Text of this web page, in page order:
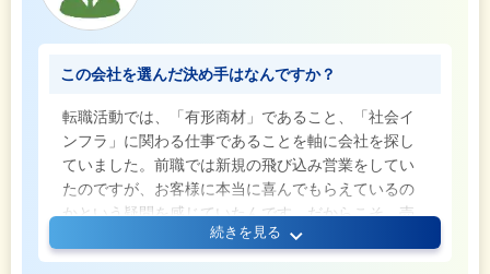
けることを最優先に考えました。また、建築業界や
生活インフラの分野など、今後も需要が続くと感じ
られる領域を中心に見ていたんです。当社は前職で
よりも、自分の経験が活かせそうだ」と感じたこと
が、入社の決め手になりました。
この会社を選んだ決め手はなんですか？
転職活動では、「有形商材」であること、「社会イ
ンフラ」に関わる仕事であることを軸に会社を探し
ていました。前職では新規の飛び込み営業をしてい
たのですが、お客様に本当に喜んでもらえているの
かという疑問を感じていたんです。だからこそ、売
ったものが目に見える形で残り、長くお客様に寄り
添えるルート営業がしたいと考えていました。
続きを見る